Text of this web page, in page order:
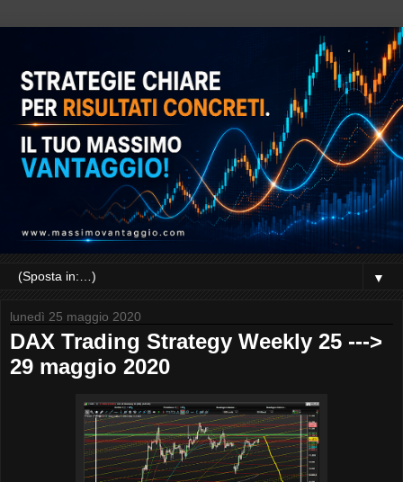
▼
lunedì 25 maggio 2020
DAX Trading Strategy Weekly 25 --->
29 maggio 2020